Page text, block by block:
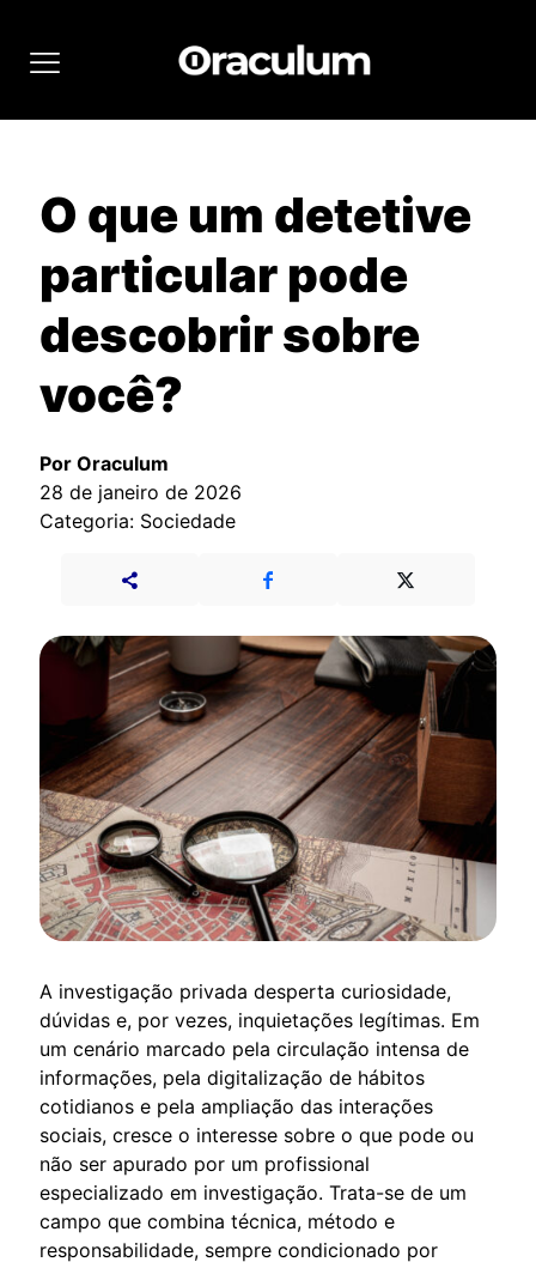
O que um detetive
particular pode
descobrir sobre
você?
Por Oraculum
28 de janeiro de 2026
Categoria: Sociedade
A investigação privada desperta curiosidade,
dúvidas e, por vezes, inquietações legítimas. Em
um cenário marcado pela circulação intensa de
informações, pela digitalização de hábitos
cotidianos e pela ampliação das interações
sociais, cresce o interesse sobre o que pode ou
não ser apurado por um profissional
especializado em investigação. Trata-se de um
campo que combina técnica, método e
responsabilidade, sempre condicionado por